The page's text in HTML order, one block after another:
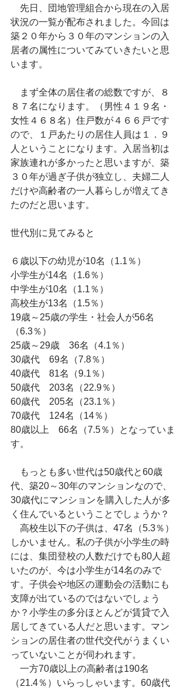
先日、団地管理組合から現在の入居
状況の一覧が配布されました。今回は
築２０年から３０年のマンションの入
居者の属性についてみていきたいと思
います。
まず全体の居住者の総数ですが、８
８７名になります。（男性４１９名・
女性４６８名）住戸数が４６６戸です
ので、１戸あたりの居住人員は１．９
人ということになります。入居当初は
家族連れが多かったと思いますが、築
３０年が過ぎ子供が独立し、夫婦二人
だけや高齢者の一人暮らしが増えてき
たのだと思います。
世代別に見てみると
６歳以下の幼児が10名（1.1％）
小学生が14名（1.6％）
中学生が10名（1.1％）
高校生が13名（1.5％）
19歳～25歳の学生・社会人が56名
（6.3％）
25歳～29歳　36名（4.1％）
30歳代　69名（7.8％）
40歳代　81名（9.1％）
50歳代　203名（22.9％）
60歳代　205名（23.1％）
70歳代　124名（14％）
80歳以上　66名（7.5％）となっていま
す。
もっとも多い世代は50歳代と60歳
代、築20～30年のマンションなので、
30歳代にマンションを購入した人が多
く住んでいるということでしょうか？
高校生以下の子供は、47名（5.3％）
しかいません。私の子供が小学生の時
には、集団登校の人数だけでも80人超
いたのが、今は小学生が14名のみで
す。子供会や地区の運動会の活動にも
支障が出ているのではないでしょう
か？小学生の多分ほとんどが賃貸で入
居してきている人だと思います。マン
ションの居住者の世代交代がうまくい
っていないことが伺われます。
一方70歳以上の高齢者は190名
（21.4％）いらっしゃいます。60歳代